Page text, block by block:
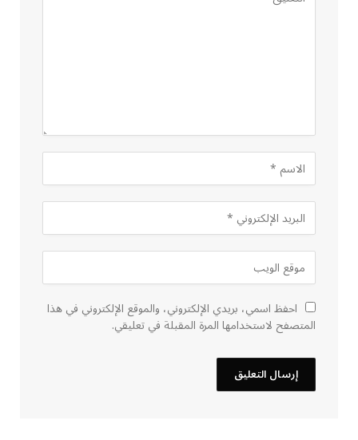
احفظ اسمي، بريدي الإلكتروني، والموقع الإلكتروني في هذا
المتصفح لاستخدامها المرة المقبلة في تعليقي.